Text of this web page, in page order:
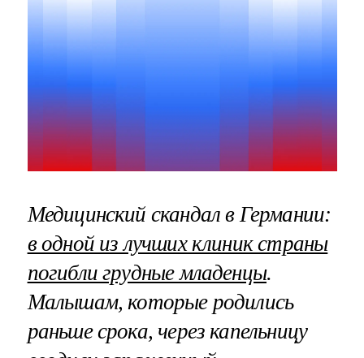
Медицинский скандал в Германии:
в одной из лучших клиник страны
погибли грудные младенцы.
Малышам, которые родились
раньше срока, через капельницу